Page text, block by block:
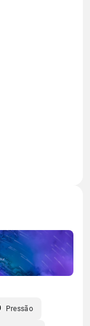
Pressão